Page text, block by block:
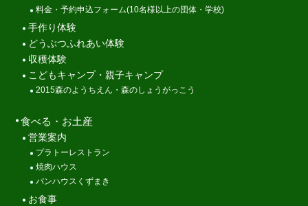
料金・予約申込フォーム(10名様以上の団体・学校)
手作り体験
どうぶつふれあい体験
収穫体験
こどもキャンプ・親子キャンプ
2015森のようちえん・森のしょうがっこう
食べる・お土産
営業案内
プラトーレストラン
焼肉ハウス
パンハウスくずまき
お食事